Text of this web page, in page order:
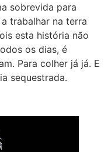
sobrevida para
trabalhar na terra
esta história não
os dias, é
Para colher já já. E
sequestrada.